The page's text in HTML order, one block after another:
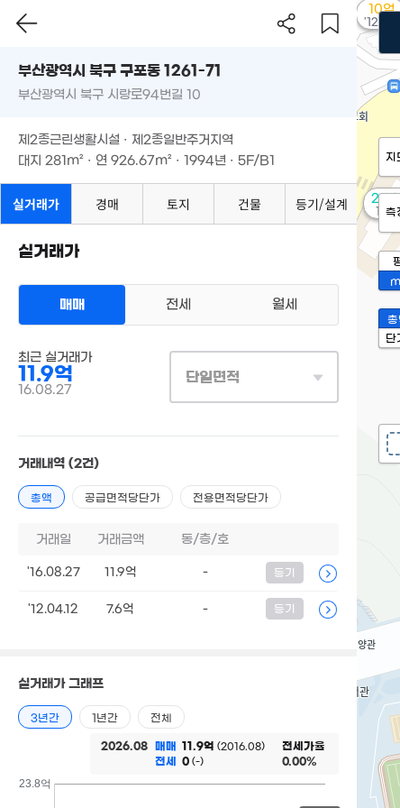
2.28
10억
'12. 09
지
측
m
총
단
부산광역시 북구 구포동 1261-71
부산광역시 북구 시랑로94번길 10
제2종근린생활시설 · 제2종일반주거지역
대지 281m² · 연 926.67m² · 1994년 · 5F/B1
실거래가 경매 토지 건물 등기/설계
실거래가
매매 전세 월세
최근 실거래가
11.9억
16.08.27
단일면적
거래내역 (2건)
총액 공급면적당단가 전용면적당단가
거래일 거래금액 동/층/호
'16.08.27 11.9억 - 등기
'12.04.12 7.6억 - 등기
실거래가 그래프
3년간 1년간 전체
2026.08 매매 11.9억 (2016.08)
전세 0 (-)
전세가율
0.00%
23.8억